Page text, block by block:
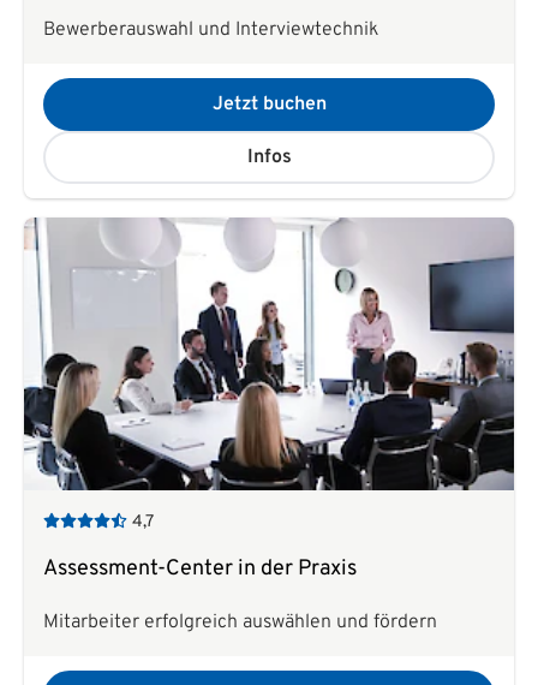
Bewerberauswahl und Interviewtechnik
Jetzt buchen
Infos
4,7
Assessment-Center in der Praxis
Mitarbeiter erfolgreich auswählen und fördern